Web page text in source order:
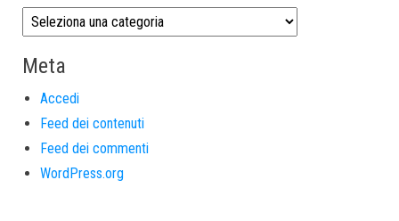
Meta
Accedi
Feed dei contenuti
Feed dei commenti
WordPress.org